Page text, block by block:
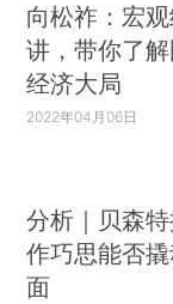
向松祚：宏
讲，带你了
经济大局
2022年04月06日
分析｜贝森
作巧思能否
面